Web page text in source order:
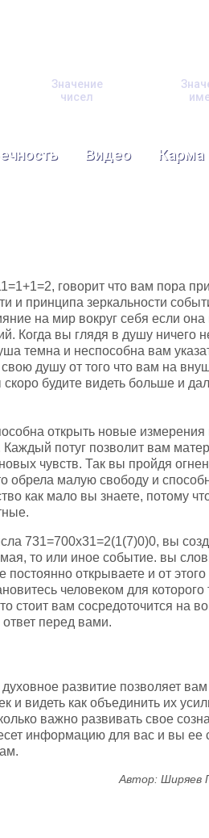
Значение
чисел
Видео Карма
говорит что вам пора
и принципа зеркальности
на мир вокруг себя если она
Когда вы глядя в душу ничего
темна и неспособна вам
душу от того что вам на
будите видеть больше и
открыть новые измерения
потуг позволит вам
чувств. Так вы пройдя
обрела малую свободу и
как мало вы знаете, потому
731=700х31=2(1(7)0)0, вы
то или иное событие. вы
постоянно открываете и от
человеком для которого
стоит вам сосредоточится на
перед вами.
развитие позволяет вам
и видеть как объединить их
важно развивать свое
информацию для вас и вы ее
Автор: Ширяев